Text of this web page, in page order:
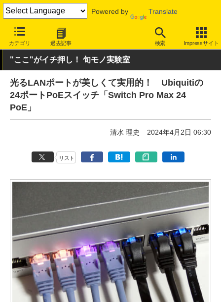
Powered by Translate
カテゴリ 過去記事 検索 Impressサイト
INTERNET Watch ハードウェア スイッチ
"ここ"がイチ押し！ 旬モノ実験室
光るLANポートが美しくて実用的！ Ubiquitiの
24ポートPoEスイッチ「Switch Pro Max 24
PoE」
清水 理史 2024年4月2日 06:30
リスト